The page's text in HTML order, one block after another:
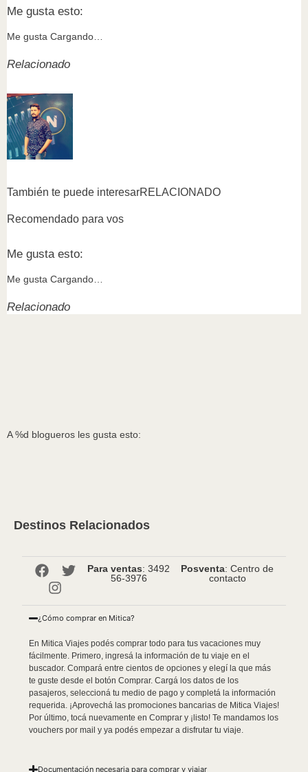
Me gusta esto:
Me gusta Cargando…
Relacionado
También te puede interesarRELACIONADO
Recomendado para vos
Me gusta esto:
Me gusta Cargando…
Relacionado
A%d blogueros les gusta esto:
Destinos Relacionados
Para ventas: 3492
56-3976
Posventa: Centro de
contacto
¿Cómo comprar en Mitica?
En Mitica Viajes podés comprar todo para tus vacaciones muy
fácilmente. Primero, ingresá la información de tu viaje en el
buscador. Compará entre cientos de opciones y elegí la que más
te guste desde el botón Comprar. Cargá los datos de los
pasajeros, seleccioná tu medio de pago y completá la información
requerida. ¡Aprovechá las promociones bancarias de Mitica Viajes!
Por último, tocá nuevamente en Comprar y ¡listo! Te mandamos los
vouchers por mail y ya podés empezar a disfrutar tu viaje.
Documentación necesaria para comprar y viajar